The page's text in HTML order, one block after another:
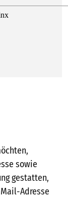
sowie
gestatten,
Adresse